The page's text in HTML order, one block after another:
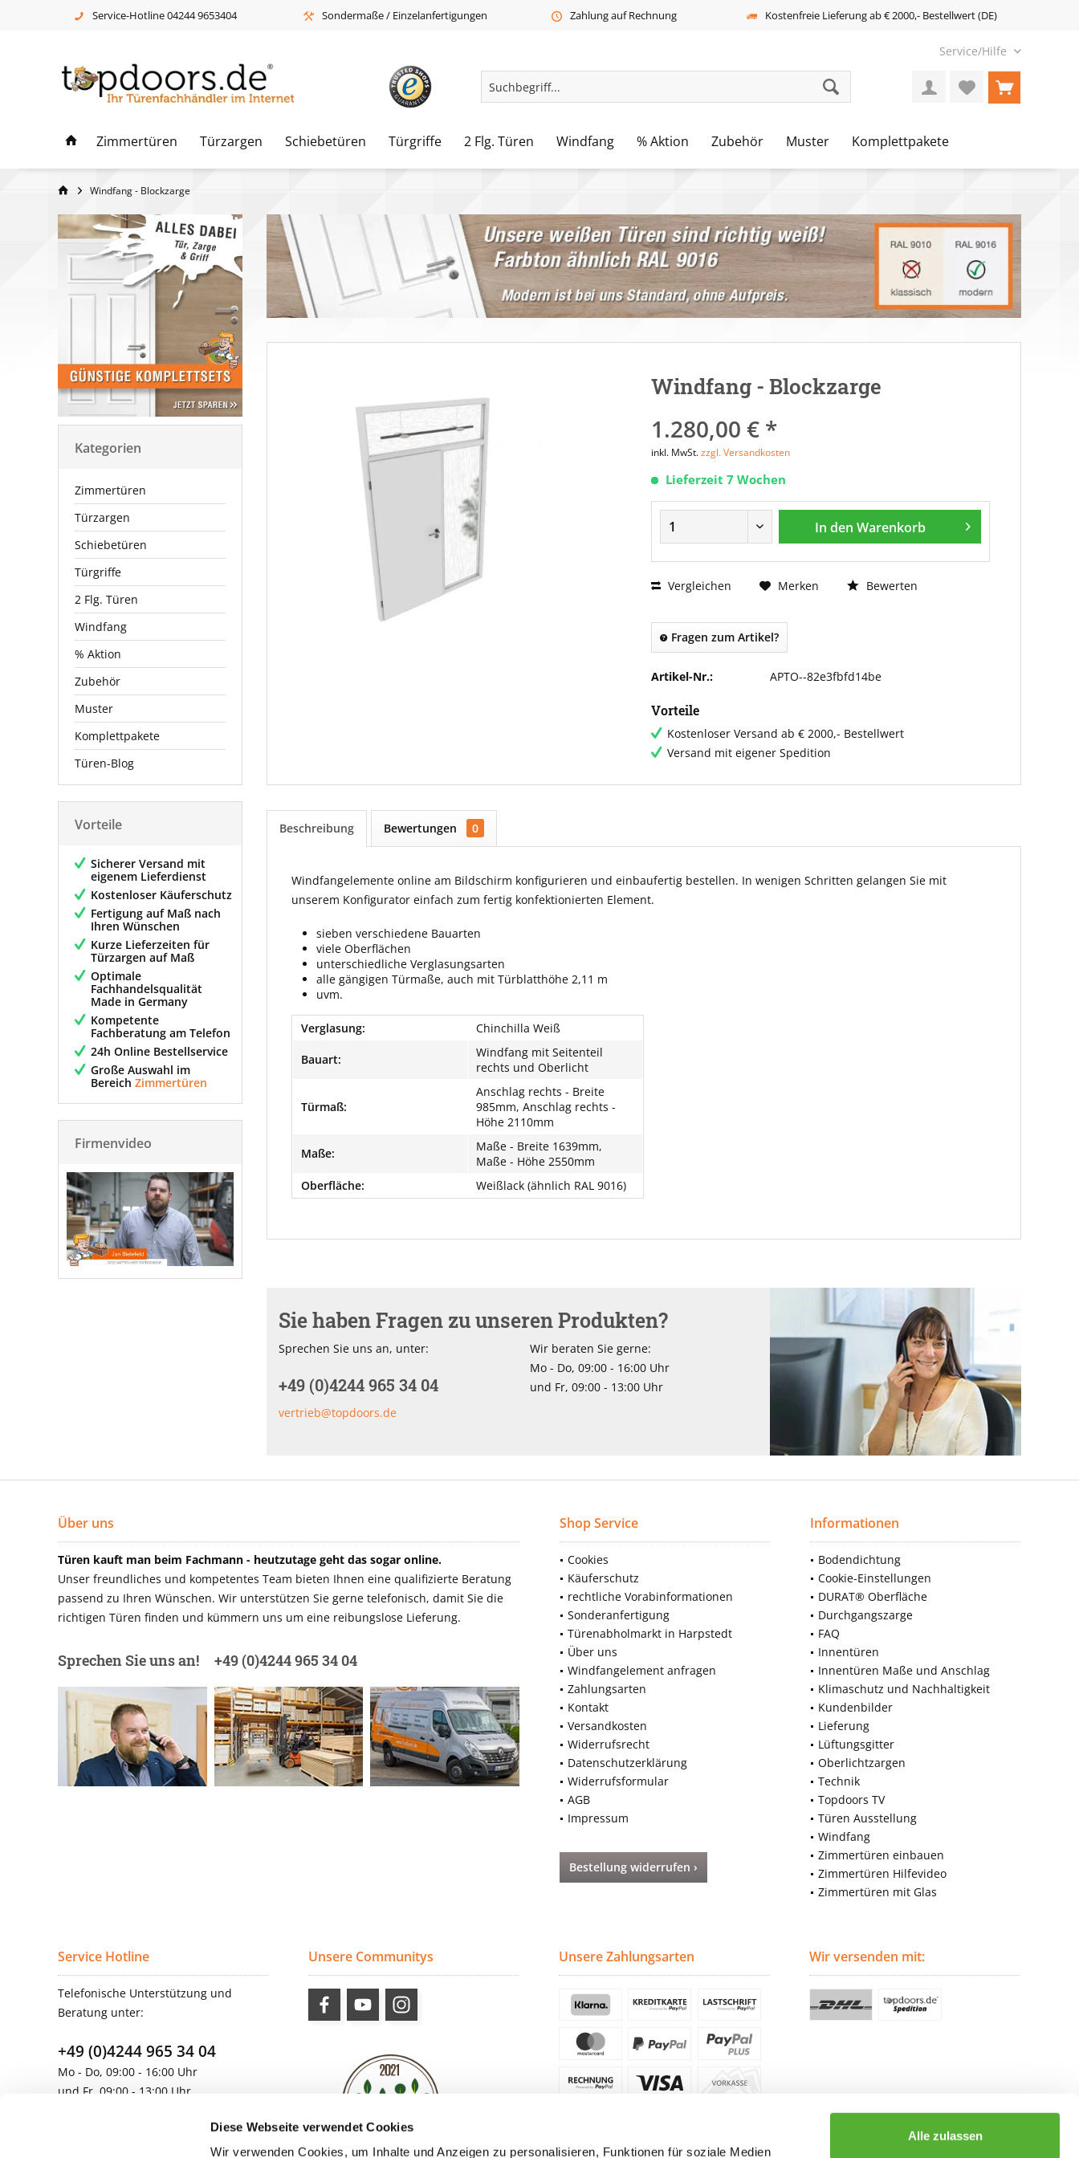
Diese Webseite verwendet Cookies
Wir verwenden Cookies, um Inhalte und Anzeigen zu personalisieren, Funktionen für soziale Medien
Alle zulassen
Service-Hotline 04244 9653404 Sondermaße / Einzelanfertigungen Zahlung auf Rechnung Kostenfreie Lieferung ab € 2000,- Bestellwert (DE)
Service/Hilfe
Zimmertüren Türzargen Schiebetüren Türgriffe 2 Flg. Türen Windfang % Aktion Zubehör Muster Komplettpakete
Windfang - Blockzarge
Kategorien
Zimmertüren
Türzargen
Schiebetüren
Türgriffe
2 Flg. Türen
Windfang
% Aktion
Zubehör
Muster
Komplettpakete
Türen-Blog
Vorteile
Sicherer Versand mit
eigenem Lieferdienst
Kostenloser Käuferschutz
Fertigung auf Maß nach
Ihren Wünschen
Kurze Lieferzeiten für
Türzargen auf Maß
Optimale
Fachhandelsqualität
Made in Germany
Kompetente
Fachberatung am Telefon
24h Online Bestellservice
Große Auswahl im
Bereich Zimmertüren
Firmenvideo
Windfang - Blockzarge
1.280,00 € *
inkl. MwSt.zzgl. Versandkosten
Lieferzeit 7 Wochen
In den Warenkorb
Vergleichen Merken Bewerten
Fragen zum Artikel?
Artikel-Nr.: APTO--82e3fbfd14be
Vorteile
Kostenloser Versand ab € 2000,- Bestellwert
Versand mit eigener Spedition
Beschreibung Bewertungen 0
Windfangelemente online am Bildschirm konfigurieren und einbaufertig bestellen. In wenigen Schritten gelangen Sie mit
unserem Konfigurator einfach zum fertig konfektionierten Element.
sieben verschiedene Bauarten
viele Oberflächen
unterschiedliche Verglasungsarten
alle gängigen Türmaße, auch mit Türblatthöhe 2,11 m
uvm.
Verglasung: Chinchilla Weiß
Bauart:
Windfang mit Seitenteil
rechts und Oberlicht
Türmaß:
Anschlag rechts - Breite
985mm, Anschlag rechts -
Höhe 2110mm
Maße:
Maße - Breite 1639mm,
Maße - Höhe 2550mm
Oberfläche:
Weißlack (ähnlich RAL 9016)
Sie haben Fragen zu unseren Produkten?
Sprechen Sie uns an, unter:
+49 (0)4244 965 34 04
vertrieb@topdoors.de
Wir beraten Sie gerne:
Mo - Do, 09:00 - 16:00 Uhr
und Fr, 09:00 - 13:00 Uhr
Über uns
Türen kauft man beim Fachmann - heutzutage geht das sogar online.
Unser freundliches und kompetentes Team bieten Ihnen eine qualifizierte Beratung
passend zu Ihren Wünschen. Wir unterstützen Sie gerne telefonisch, damit Sie die
richtigen Türen finden und kümmern uns um eine reibungslose Lieferung.
Sprechen Sie uns an! +49 (0)4244 965 34 04
Shop Service
Cookies
Käuferschutz
rechtliche Vorabinformationen
Sonderanfertigung
Türenabholmarkt in Harpstedt
Über uns
Windfangelement anfragen
Zahlungsarten
Kontakt
Versandkosten
Widerrufsrecht
Datenschutzerklärung
Widerrufsformular
AGB
Impressum
Bestellung widerrufen ›
Informationen
Bodendichtung
Cookie-Einstellungen
DURAT® Oberfläche
Durchgangszarge
FAQ
Innentüren
Innentüren Maße und Anschlag
Klimaschutz und Nachhaltigkeit
Kundenbilder
Lieferung
Lüftungsgitter
Oberlichtzargen
Technik
Topdoors TV
Türen Ausstellung
Windfang
Zimmertüren einbauen
Zimmertüren Hilfevideo
Zimmertüren mit Glas
Service Hotline
Telefonische Unterstützung und
Beratung unter:
+49 (0)4244 965 34 04
Mo - Do, 09:00 - 16:00 Uhr
und Fr, 09:00 - 13:00 Uhr
Unsere Communitys Unsere Zahlungsarten Wir versenden mit: